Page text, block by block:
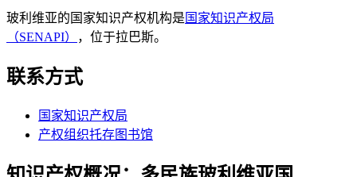
玻利维亚的国家知识产权机构是 国家知识产权局
（SENAPI）
，位于拉巴斯。
联系方式
国家知识产权局
产权组织托存图书馆